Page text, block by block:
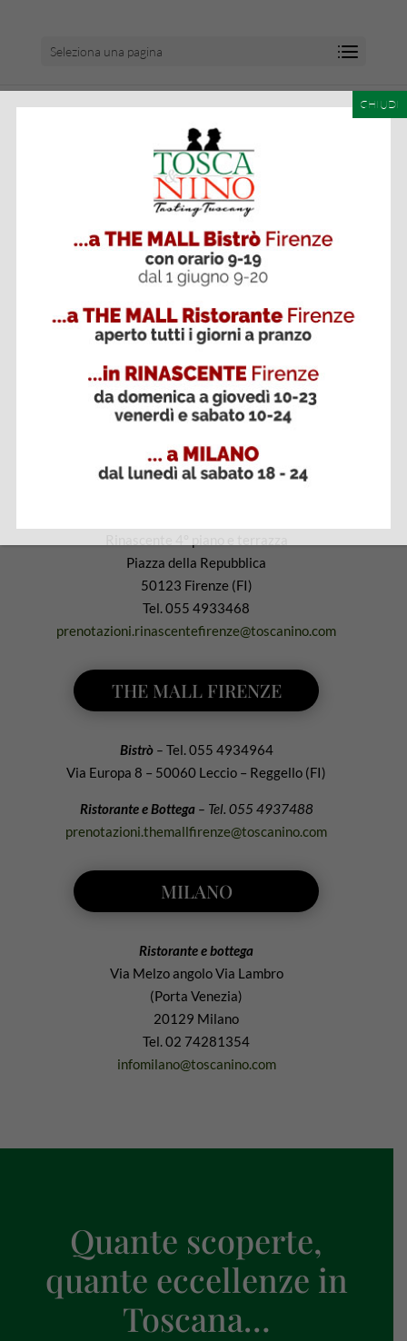
Seleziona una pagina
RINASCENTE FIRENZE
Piazza della Repubblica
50123 Firenze (FI)
Tel. 055 4933468
prenotazioni.rinascentefirenze@toscanino.com
THE MALL FIRENZE
Bistrò– Tel. 055 4934964
Via Europa 8 – 50060 Leccio – Reggello (FI)
Ristorante e Bottega– Tel. 055 4937488
prenotazioni.themallfirenze@toscanino.com
MILANO
Ristorante e bottega
Via Melzo angolo Via Lambro
(Porta Venezia)
20129 Milano
Tel. 02 74281354
infomilano@toscanino.com
Quante scoperte,
quante eccellenze in
Toscana…
CHIUDI